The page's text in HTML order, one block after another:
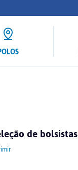
de bolsistas